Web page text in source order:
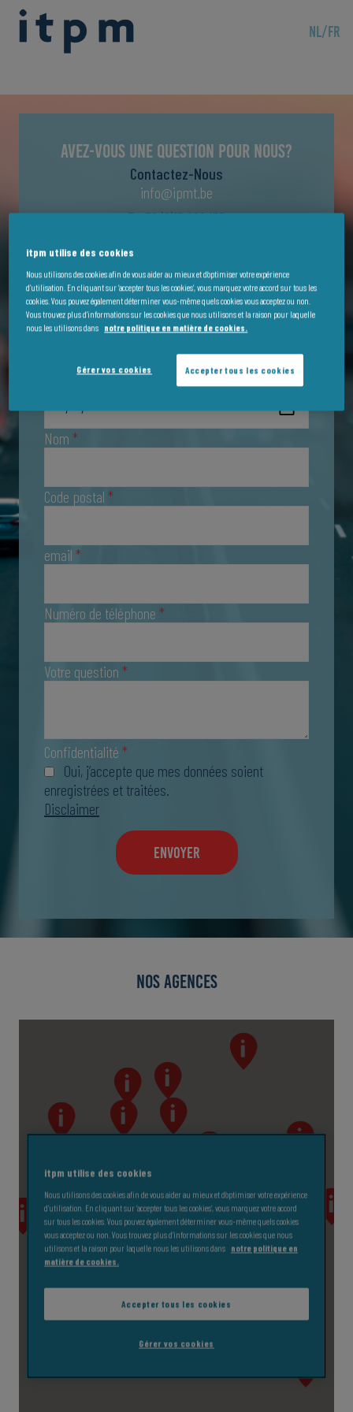
NL/FR
Avez-vous une question pour nous?
Contactez-Nous
info@ipmt.be
T +32 (0)15 800 155
répondrons à votre question dans les plus brefs
délais !
Prénom*
Date de naissance*
Nom *
Code postal *
email *
Numéro de téléphone *
Votre question *
Confidentialité *
Oui, j’accepte que mes données soient
enregistrées et traitées.
Disclaimer
NOS AGENCES
itpm utilise des cookies
Nous utilisons des cookies afin de vous aider au mieux et d’optimiser votre expérience
d’utilisation. En cliquant sur ‘accepter tous les cookies’, vous marquez votre accord sur tous les
cookies. Vous pouvez également déterminer vous-même quels cookies vous acceptez ou non.
Vous trouvez plus d’informations sur les cookies que nous utilisons et la raison pour laquelle
nous les utilisons dans
notre politique en matière de cookies.
Accepter tous les cookies
Gérer vos cookies